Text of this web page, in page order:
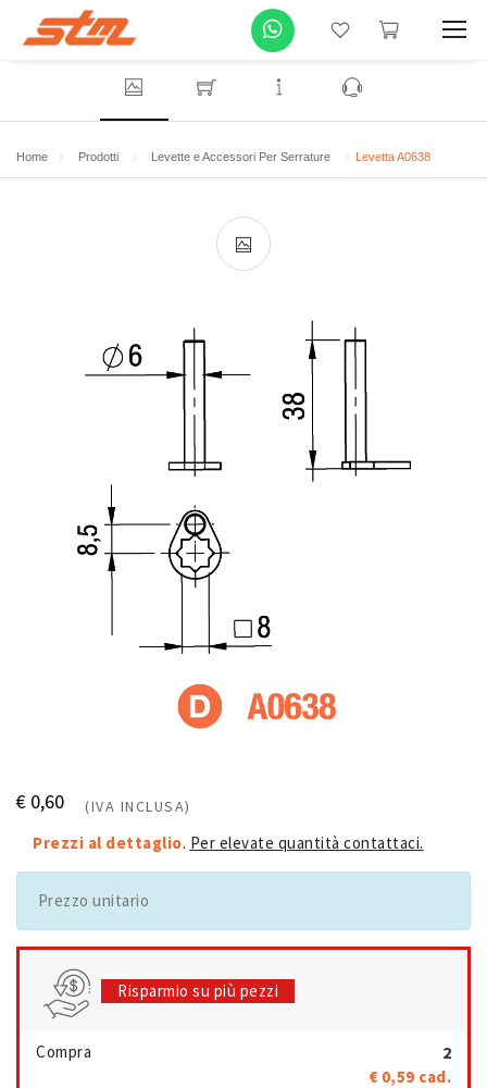
Home Prodotti Levette e Accessori Per Serrature Levetta A0638
€ 0,60 (IVA INCLUSA)
Prezzi al dettaglio. Per elevate quantità contattaci.
Prezzo unitario
Risparmio su più pezzi
Compra 2
€ 0,59 cad.